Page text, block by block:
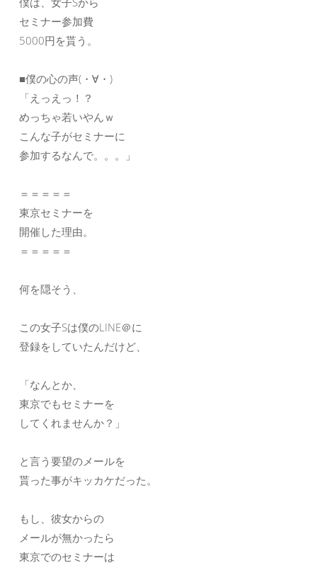
セミナー参加費
5000円を貰う。
■僕の心の声(・∀・)
「えっえっ！？
めっちゃ若いやんｗ
こんな子がセミナーに
参加するなんで。。。」
＝＝＝＝＝
東京セミナーを
開催した理由。
＝＝＝＝＝
何を隠そう、
この女子Sは僕のLINE＠に
登録をしていたんだけど、
「なんとか、
東京でもセミナーを
してくれませんか？」
と言う要望のメールを
貰った事がキッカケだった。
もし、彼女からの
メールが無かったら
東京でのセミナーは